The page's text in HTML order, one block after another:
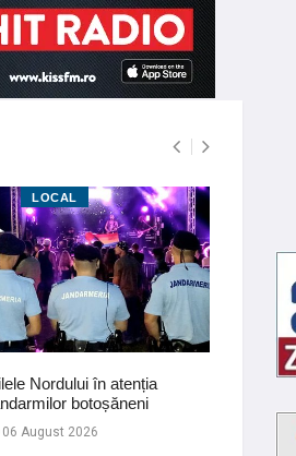
LOCAL
Nordului în atenția
botoșăneni
06 August 2026
29